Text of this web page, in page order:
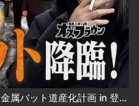
オズブラウン #82 11月23日放送『金属バット道産化計画 in 登別』（前編）